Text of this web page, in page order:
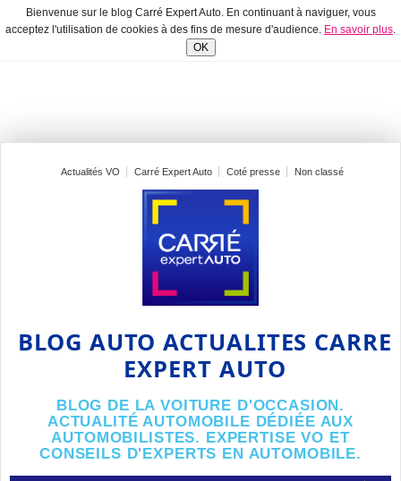
Bienvenue sur le blog Carré Expert Auto. En continuant à naviguer, vous
acceptez l'utilisation de cookies à des fins de mesure d'audience. En savoir plus.
OK
Actualités VO Carré Expert Auto Coté presse Non classé
BLOG AUTO ACTUALITES CARRE
EXPERT AUTO
BLOG DE LA VOITURE D'OCCASION.
ACTUALITÉ AUTOMOBILE DÉDIÉE AUX
AUTOMOBILISTES. EXPERTISE VO ET
CONSEILS D'EXPERTS EN AUTOMOBILE.